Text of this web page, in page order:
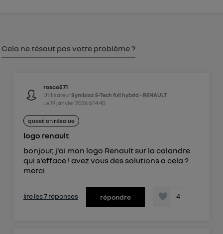
Cela ne résout pas votre problème ?
rosco571
UtilisateurSymbioz E-Tech full hybrid - RENAULT
Le19 janvier 2026à 14:40
question résolue
logo renault
bonjour, j'ai mon logo Renault sur la calandre
qui s'efface ! avez vous des solutions a cela ?
merci
lire les 7 réponses répondre 4
Politique d'information sur les données
personnelles d'Utiq